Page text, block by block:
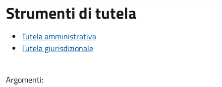
Strumenti di tutela
Tutela amministrativa
Tutela giurisdizionale
Argomenti: